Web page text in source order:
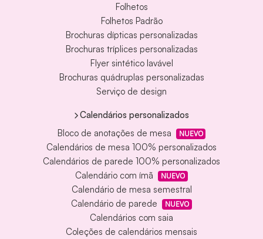
Folhetos
Folhetos Padrão
Brochuras dípticas personalizadas
Brochuras tríplices personalizadas
Flyer sintético lavável
Brochuras quádruplas personalizadas
Serviço de design
Calendários personalizados
Bloco de anotações de mesa
NUEVO
Calendários de mesa 100% personalizados
Calendários de parede 100% personalizados
Calendário com ímã
NUEVO
Calendário de mesa semestral
Calendário de parede
NUEVO
Calendários com saia
Coleções de calendários mensais